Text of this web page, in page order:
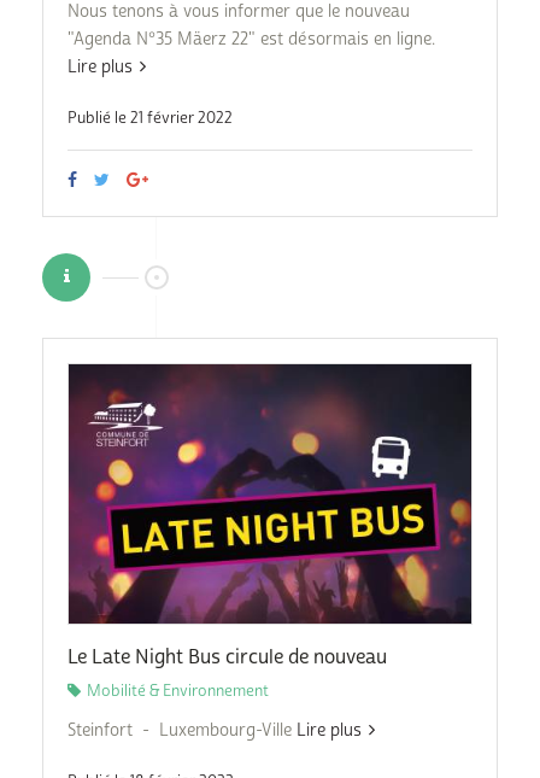
Nous tenons à vous informer que le nouveau
"Agenda N°35 Mäerz 22" est désormais en ligne.
Lire plus
Publié le 21 février 2022
Le Late Night Bus circule de nouveau
Mobilité & Environnement
Steinfort - Luxembourg-Ville Lire plus